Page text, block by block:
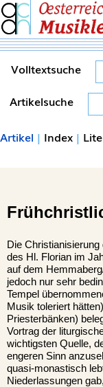
Volltextsuche
Artikelsuche
Artikel | Index |
Die
des Hl. Florian im
auf dem
jedoch nur sehr
Tempel
Musik toleriert
Priesterbänken)
Vortrag der
wichtigsten Quelle,
engeren Sinn
quasi-monastisch
Niederlassungen